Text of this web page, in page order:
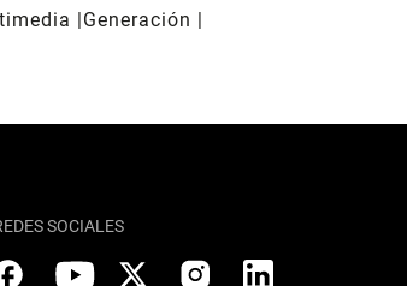
Generación
SOCIALES